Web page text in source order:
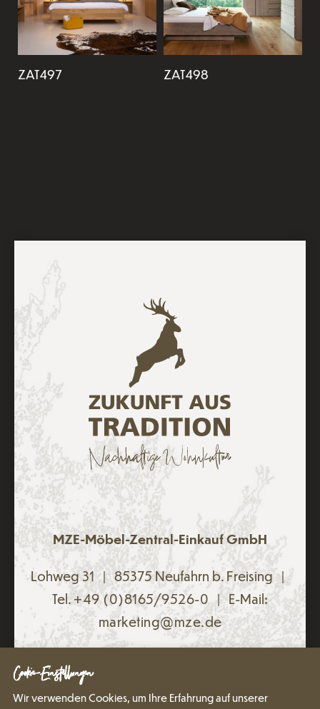
ZAT497 ZAT498
MZE-Möbel-Zentral-Einkauf GmbH
Lohweg 31 | 85375 Neufahrn b. Freising |
Tel.+49 (0)8165/9526-0 | E-Mail:
marketing@mze.de
Cookie-Einstellungen
Wir verwenden Cookies, um Ihre Erfahrung auf unserer